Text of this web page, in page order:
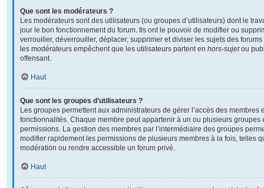
Que sont les modérateurs ?
Les modérateurs sont des utilisateurs (ou groupes d’utilisateurs) dont le
jour le bon fonctionnement du forum. Ils ont le pouvoir de modifier ou
verrouiller, déverrouiller, déplacer, supprimer et diviser les sujets des
les modérateurs empêchent que les utilisateurs partent en hors-sujetou
offensant.
Haut
Que sont les groupes d’utilisateurs ?
Les groupes permettent aux administrateurs de gérer l’accès des membres
fonctionnalités. Chaque membre peut appartenir à un ou plusieurs groupes
permissions. La gestion des membres par l’intermédiaire des groupes
modifier rapidement les permissions de plusieurs membres à la fois, telles
modération ou rendre accessible un forum privé.
Haut